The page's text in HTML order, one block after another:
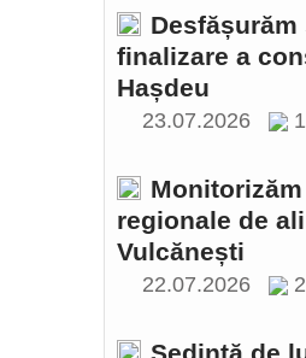
finalizare a
Hașdeu
23.07.2026
regionale de
Vulcănești
22.07.2026